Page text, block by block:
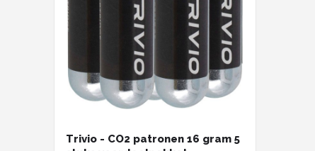
Trivio - CO2 patronen 16 gram 5